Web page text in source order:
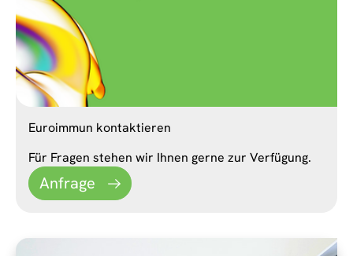
Euroimmun kontaktieren
Für Fragen stehen wir Ihnen gerne zur Verfügung.
Anfrage